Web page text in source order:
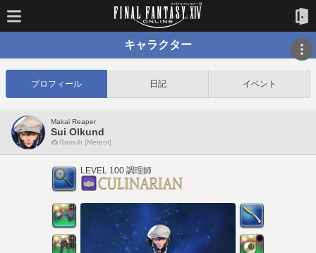
キャラクター
プロフィール 日記 イベント
Makai Reaper
Sui Olkund
Ramuh [Meteor]
LEVEL 100 調理師